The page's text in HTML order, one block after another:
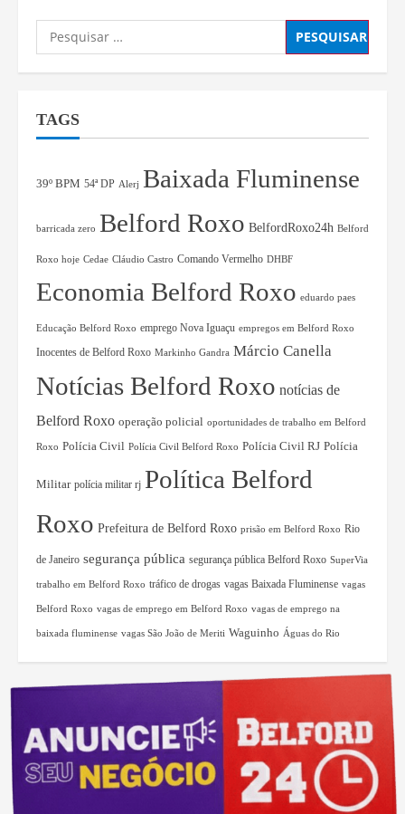
TAGS
39º BPM 54ª DP Alerj Baixada Fluminense
barricada zero Belford Roxo BelfordRoxo24h Belford
Roxo hoje Cedae Cláudio Castro Comando Vermelho DHBF
Economia Belford Roxo eduardo paes
Educação Belford Roxo emprego Nova Iguaçu empregos em Belford Roxo
Inocentes de Belford Roxo Markinho Gandra Márcio Canella
Notícias Belford Roxo notícias de
Belford Roxo operação policial oportunidades de trabalho em Belford
Roxo Polícia Civil Polícia Civil Belford Roxo Polícia Civil RJ Polícia
Militar polícia militar rj Política Belford
Roxo Prefeitura de Belford Roxo prisão em Belford Roxo Rio
de Janeiro segurança pública segurança pública Belford Roxo SuperVia
trabalho em Belford Roxo tráfico de drogas vagas Baixada Fluminense vagas
Belford Roxo vagas de emprego em Belford Roxo vagas de emprego na
baixada fluminense vagas São João de Meriti Waguinho Águas do Rio